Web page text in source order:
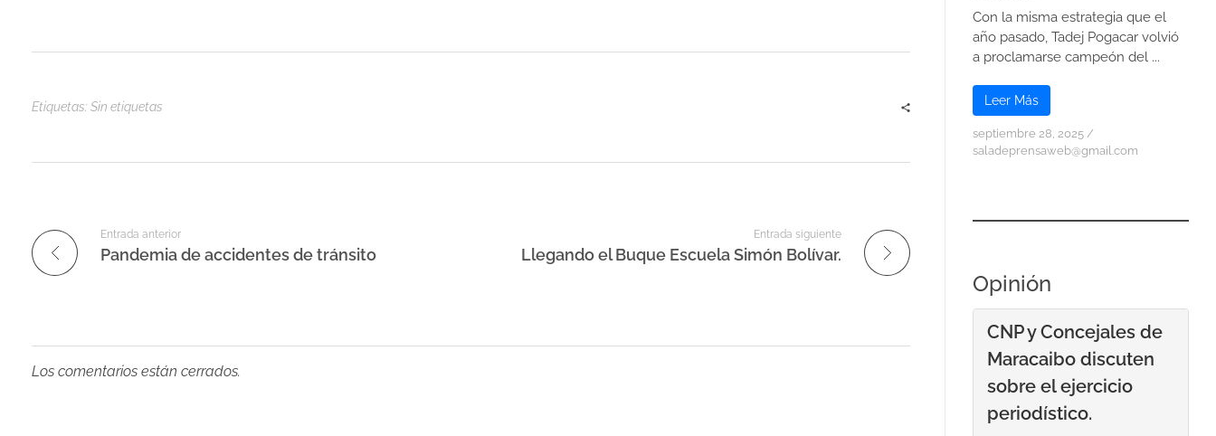
Etiquetas: Sin etiquetas
Entrada anterior
Pandemia de accidentes de tránsito
Entrada siguiente
Llegando el Buque Escuela Simón Bolívar.
Los comentarios están cerrados.
Con la misma estrategia que el
año pasado, Tadej Pogacar volvió
a proclamarse campeón del ...
Leer Más
septiembre 28, 2025 /
saladeprensaweb@gmail.com
Opinión
CNP y Concejales de
Maracaibo discuten
sobre el ejercicio
periodístico.